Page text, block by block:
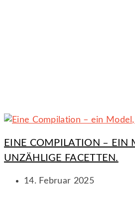
EINE COMPILATION – EIN
UNZÄHLIGE FACETTEN.
14. Februar 2025